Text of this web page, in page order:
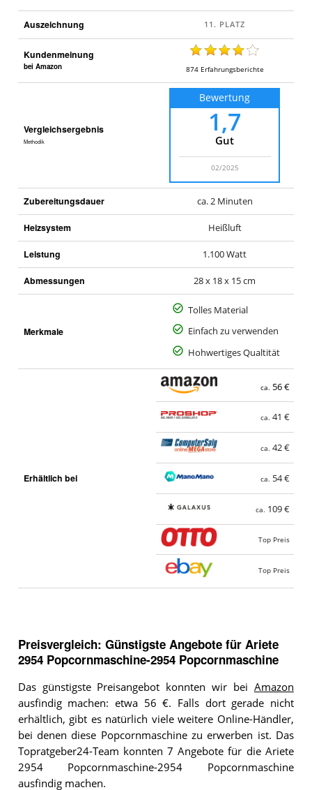
Auszeichnung
Kundenmeinung
bei Amazon 874 Erfahrungsberichte
Vergleichsergebnis
Methodik
Bewertung
1,7
Gut
02/2025
Zubereitungsdauer ca. 2 Minuten
Heizsystem Heißluft
Leistung 1.100 Watt
Abmessungen 28 x 18 x 15 cm
Merkmale
Tolles Material
Einfach zu verwenden
Hohwertiges Qualtität
Erhältlich bei
ca. 56 €
ca. 41 €
ca. 42 €
ca. 54 €
ca. 109 €
Top Preis
Top Preis
Preisvergleich: Günstigste Angebote für Ariete
2954 Popcornmaschine-2954 Popcornmaschine
Das günstigste Preisangebot konnten wir bei Amazon
ausfindig machen: etwa 56 €. Falls dort gerade nicht
erhältlich, gibt es natürlich viele weitere Online-Händler,
bei denen diese Popcornmaschine zu erwerben ist. Das
Topratgeber24-Team konnten 7 Angebote für die Ariete
2954 Popcornmaschine-2954 Popcornmaschine
ausfindig machen.